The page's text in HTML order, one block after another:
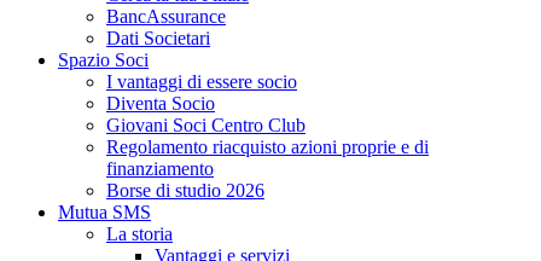
BancAssurance
Dati Societari
Spazio Soci
I vantaggi di essere socio
Diventa Socio
Giovani Soci Centro Club
Regolamento riacquisto azioni proprie e di
finanziamento
Borse di studio 2026
Mutua SMS
La storia
Vantaggi e servizi